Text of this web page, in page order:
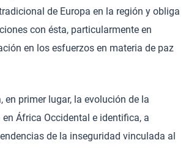
de Europa en la región y obliga
con ésta, particularmente en
en los esfuerzos en materia de paz
en primer lugar, la evolución de la
África Occidental e identifica, a
de la inseguridad vinculada al